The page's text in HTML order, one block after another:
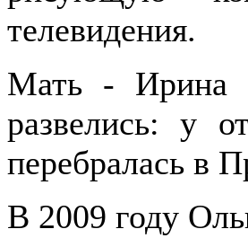
телевидения.
Мать - Ирина
развелись: у
перебралась в
В 2009 году